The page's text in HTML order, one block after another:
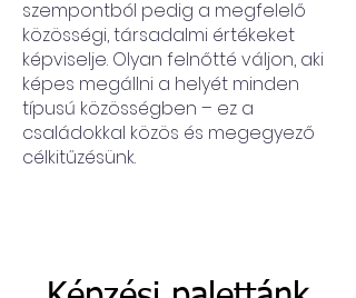
szempontból pedig a megfelelő
közösségi, társadalmi értékeket
képviselje. Olyan felnőtté váljon, aki
képes megállni a helyét minden
típusú közösségben – ez a
családokkal közös és megegyező
célkitűzésünk.